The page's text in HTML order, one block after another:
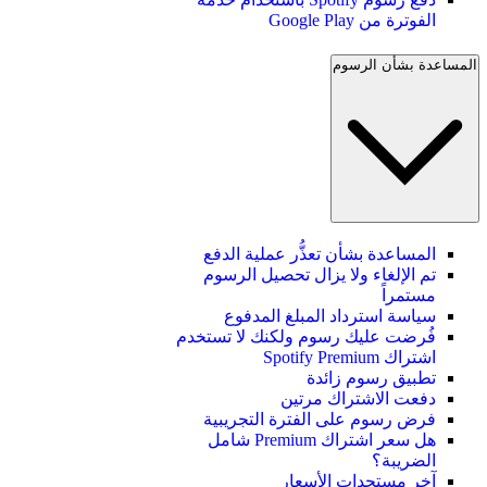
الفوترة من Google Play
المساعدة بشأن الرسوم
المساعدة بشأن تعذُّر عملية الدفع
تم الإلغاء ولا يزال تحصيل الرسوم
مستمراً
سياسة استرداد المبلغ المدفوع
فُرضت عليك رسوم ولكنك لا تستخدم
اشتراك Spotify Premium
تطبيق رسوم زائدة
دفعت الاشتراك مرتين
فرض رسوم على الفترة التجريبية
هل سعر اشتراك Premium شامل
الضريبة؟
آخر مستجدات الأسعار